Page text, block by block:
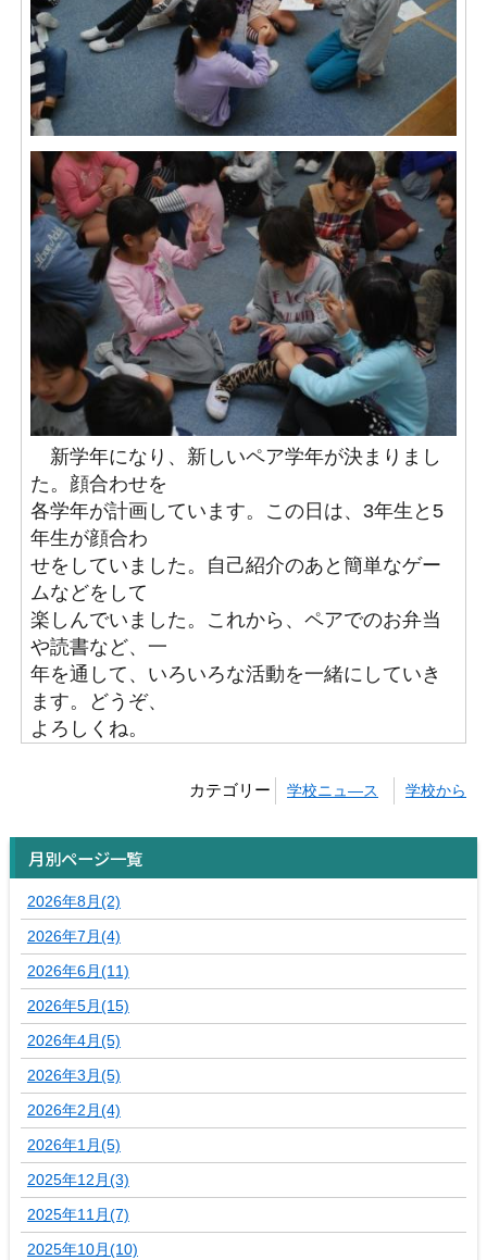
新学年になり、新しいペア学年が決まりまし
た。顔合わせを
各学年が計画しています。この日は、3年生と5
年生が顔合わ
せをしていました。自己紹介のあと簡単なゲー
ムなどをして
楽しんでいました。これから、ペアでのお弁当
や読書など、一
年を通して、いろいろな活動を一緒にしていき
ます。どうぞ、
よろしくね。
カテゴリー 学校ニュ―ス 学校から
月別ページ一覧
2026年8月(2)
2026年7月(4)
2026年6月(11)
2026年5月(15)
2026年4月(5)
2026年3月(5)
2026年2月(4)
2026年1月(5)
2025年12月(3)
2025年11月(7)
2025年10月(10)